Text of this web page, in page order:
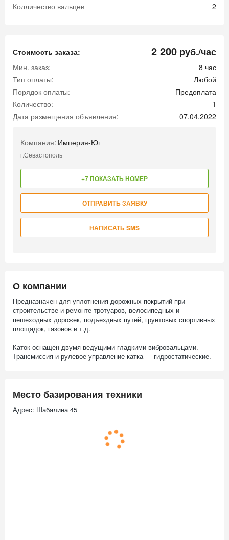
Колличество вальцев
2
Стоимость заказа: 2 200 руб./час
Мин. заказ:
8 час
Тип оплаты:
Любой
Порядок оплаты:
Предоплата
Количество:
1
Дата размещения объявления:
07.04.2022
Компания: Империя-Юг
г.Севастополь
+7 ПОКАЗАТЬ НОМЕР
ОТПРАВИТЬ ЗАЯВКУ
НАПИСАТЬ SMS
О компании
Предназначен для уплотнения дорожных покрытий при
строительстве и ремонте тротуаров, велосипедных и
пешеходных дорожек, подъездных путей, грунтовых спортивных
площадок, газонов и т.д.
Каток оснащен двумя ведущими гладкими вибровальцами.
Трансмиссия и рулевое управление катка — гидростатические.
Место базирования техники
Адрес: Шабалина 45